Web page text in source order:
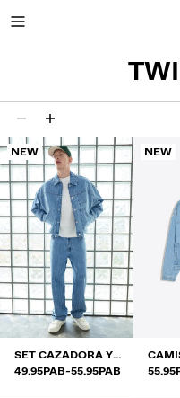
114 resultados
NEW
SET CAZADORA Y
JEANS
RANGO DE PRECIOS ENTRE
49.95PAB
Y -55.95PAB
NEW